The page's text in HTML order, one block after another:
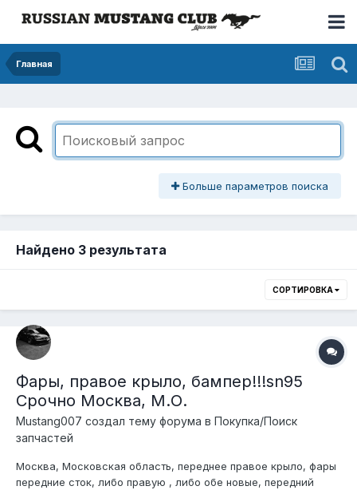
Главная
Больше параметров поиска
Найдено 3 результата
СОРТИРОВКА
Фары, правое крыло, бампер!!!sn95
Срочно Москва, М.О.
Mustang007 создал тему форума в Покупка/Поиск
запчастей
Москва, Московская область, переднее правое крыло, фары
передние сток, либо правую , либо обе новые, передний